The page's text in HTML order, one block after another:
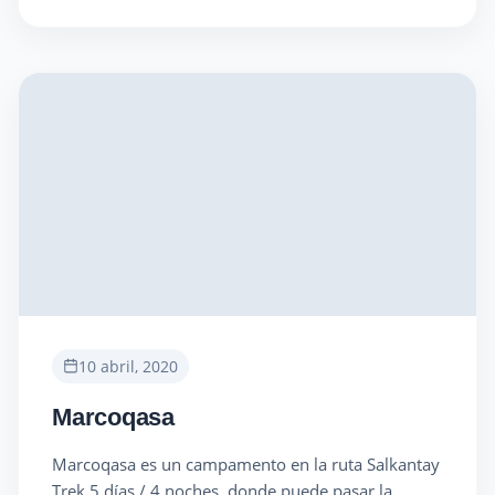
10 abril, 2020
Marcoqasa
Marcoqasa es un campamento en la ruta Salkantay
Trek 5 días / 4 noches, donde puede pasar la